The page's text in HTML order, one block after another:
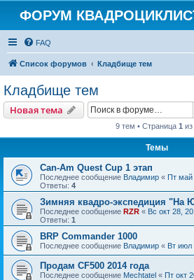
ФОРУМ
FAQ
Список форумов Кладбище тем
Кладбище тем
Новая тема
9 тем • Страница 1 из
Темы
Can-Am Quest Cup 1 этап
Последнее сообщение Владимир « Пт май
Ответы: 4
Зимняя квадро-экспедиция "На
Последнее сообщение RZR « Вс окт 28,
Ответы: 1
BRP Commander 1000
Последнее сообщение Владимир « Вт июл
Продам CF500 2014 года
Последнее сообщение Mechtatel « Пт окт